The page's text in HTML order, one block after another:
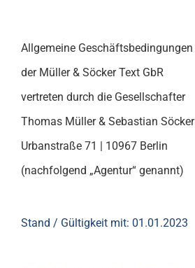
Allgemeine Geschäftsbedingungen
der Müller & Söcker Text GbR
vertreten durch die Gesellschafter
Thomas Müller & Sebastian Söcker
Urbanstraße 71 | 10967 Berlin
(nachfolgend „Agentur“ genannt)
Stand / Gültigkeit mit: 01.01.2023